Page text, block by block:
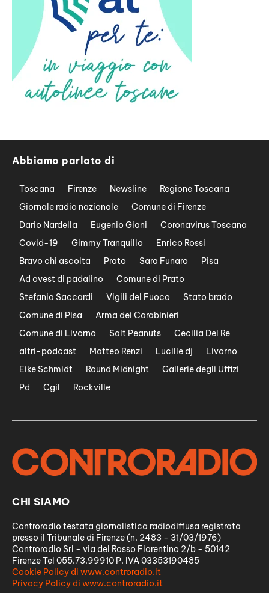
Abbiamo parlato di
Toscana Firenze Newsline
Regione Toscana
Giornale radio nazionale
Comune di Firenze
Dario Nardella
Eugenio Giani
Coronavirus Toscana
Covid-19
Gimmy Tranquillo
Enrico Rossi
Bravo chi ascolta
Prato Sara Funaro
Pisa
Ad ovest di padalino
Comune di Prato
Stefania Saccardi
Vigili del Fuoco
Stato brado
Comune di Pisa
Arma dei Carabinieri
Comune di Livorno
Salt Peanuts
Cecilia Del Re
altri-podcast
Matteo Renzi Lucille dj
Livorno
Eike Schmidt
Round Midnight
Gallerie degli Uffizi
Pd
Cgil Rockville
CHI SIAMO
Controradio testata giornalistica radiodiffusa registrata
presso il Tribunale di Firenze (n. 2483 - 31/03/1976)
Controradio Srl - via del Rosso Fiorentino 2/b - 50142
Firenze Tel 055.73.99910 P. IVA 03353190485
Cookie Policy di www.controradio.it
Privacy Policy di www.controradio.it